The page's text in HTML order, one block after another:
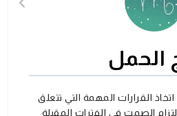
الحمل
القرارات المهمة التي تتعلق
الصمت في الفترات المقبلة